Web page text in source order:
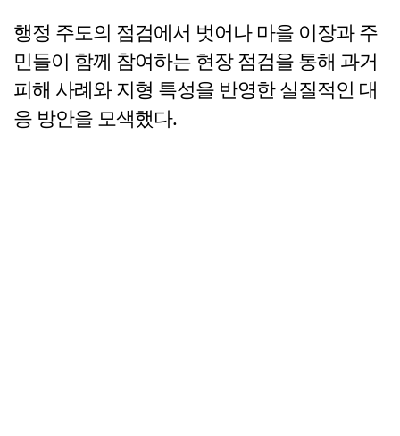
행정 주도의 점검에서 벗어나 마을 이장과 주
민들이 함께 참여하는 현장 점검을 통해 과거
피해 사례와 지형 특성을 반영한 실질적인 대
응 방안을 모색했다.